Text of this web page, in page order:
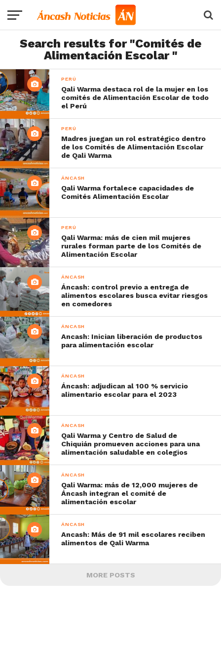
Search results for "Comités de
Alimentación Escolar "
PERÚ
Qali Warma destaca rol de la mujer en los
comités de Alimentación Escolar de todo
el Perú
PERÚ
Madres juegan un rol estratégico dentro
de los Comités de Alimentación Escolar
de Qali Warma
ÁNCASH
Qali Warma fortalece capacidades de
Comités Alimentación Escolar
PERÚ
Qali Warma: más de cien mil mujeres
rurales forman parte de los Comités de
Alimentación Escolar
ÁNCASH
Áncash: control previo a entrega de
alimentos escolares busca evitar riesgos
en comedores
ÁNCASH
Ancash: Inician liberación de productos
para alimentación escolar
ÁNCASH
Áncash: adjudican al 100 % servicio
alimentario escolar para el 2023
ÁNCASH
Qali Warma y Centro de Salud de
Chiquián promueven acciones para una
alimentación saludable en colegios
ÁNCASH
Qali Warma: más de 12,000 mujeres de
Áncash integran el comité de
alimentación escolar
ÁNCASH
Ancash: Más de 91 mil escolares reciben
alimentos de Qali Warma
MORE POSTS